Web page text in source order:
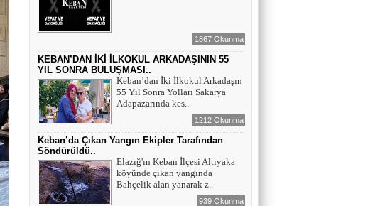
HIZIR VE İLYAS: UMUDUN, BEREKETİN
VE YENİDEN DOĞUŞUN BULUŞMASI
EĞİTİMCİ - ŞAİR - YAZAR : SÜNDÜS
ARSLAN AKÇA
SUÇ SAMUR KÜRK OLSA
AZERBAYCANLI GAZETECİ-YAZAR
GUNAY RZAYEVA
Maral Rahmanzadeh - Azerbaycan'ın İlk
Profesyonel Kadın Ressamı
YAZAR - AV. ALİ DEMİR
TUTUKLAMA KARARI
1867 Okunma
KEBAN’DAN İKİ İLKOKUL ARKADAŞININ 55
YIL SONRA BULUŞMASI..
Keban’dan İki İlkokul Arkadaşın
55 Yıl Sonra Yolları Sakarya
Adapazarında kes..
1212 Okunma
Keban’da Çıkan Yangın Ekipler Tarafından
Söndürüldü..
Elazığ'ın Keban İlçesi Altıyaka
köyünde çıkan yangında
Bahçelik alan yanarak z..
939 Okunma